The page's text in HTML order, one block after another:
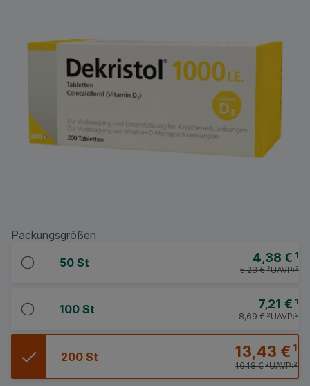
Packungsgrößen
50 St 4,38 € ¹
UAVP:²
5,28 €²
100 St 7,21 € ¹
UAVP:²
8,69 €²
200 St 13,43 €¹
UAVP:²
16,18 €²